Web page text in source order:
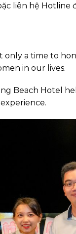
liên hệ Hotline
only a time to
in our lives.
Beach Hotel